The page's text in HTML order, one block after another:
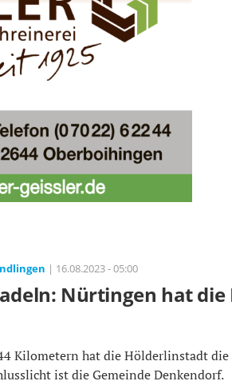
| 16.08.2023 - 05:00
Nürtingen hat die
Kilometern hat die Hölderlinstadt
ist die Gemeinde Denkendorf.